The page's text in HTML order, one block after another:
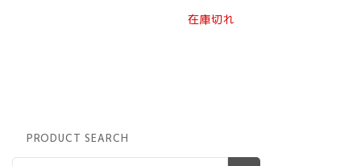
在庫切れ
PRODUCT SEARCH